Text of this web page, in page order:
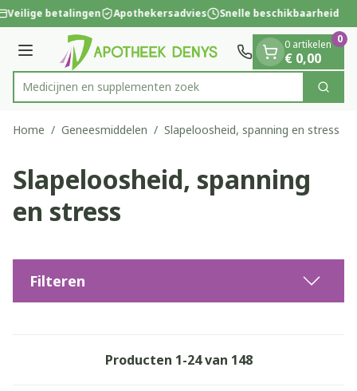
Ga naar de inhoud
1 van 1
Veilige betalingen Apothekersadvies Snelle beschikbaarheid
Menu
Product, merk, categorie...
Medicijnen e Zoek
0 artikelen
€ 0,00
0
Home / Geneesmiddelen / Slapeloosheid, spanning en stress
Slapeloosheid, spanning
en stress
Filteren
Producten 1-24van 148